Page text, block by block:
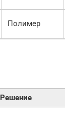
Полимер
Решение